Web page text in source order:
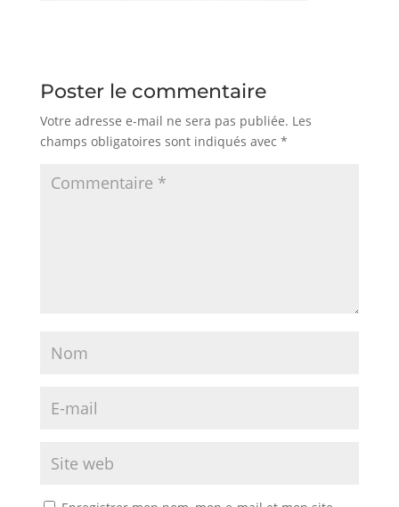
Poster le commentaire
Votre adresse e-mail ne sera pas publiée. Les
champs obligatoires sont indiqués avec *